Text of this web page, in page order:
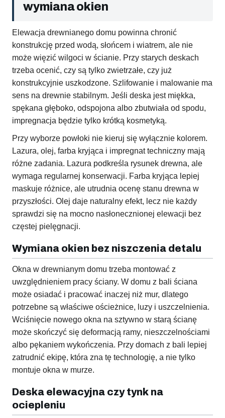
wymiana okien
Elewacja drewnianego domu powinna chronić
konstrukcję przed wodą, słońcem i wiatrem, ale nie
może więzić wilgoci w ścianie. Przy starych deskach
trzeba ocenić, czy są tylko zwietrzałe, czy już
konstrukcyjnie uszkodzone. Szlifowanie i malowanie ma
sens na drewnie stabilnym. Jeśli deska jest miękka,
spękana głęboko, odspojona albo zbutwiała od spodu,
impregnacja będzie tylko krótką kosmetyką.
Przy wyborze powłoki nie kieruj się wyłącznie kolorem.
Lazura, olej, farba kryjąca i impregnat techniczny mają
różne zadania. Lazura podkreśla rysunek drewna, ale
wymaga regularnej konserwacji. Farba kryjąca lepiej
maskuje różnice, ale utrudnia ocenę stanu drewna w
przyszłości. Olej daje naturalny efekt, lecz nie każdy
sprawdzi się na mocno nasłonecznionej elewacji bez
częstej pielęgnacji.
Wymiana okien bez niszczenia detalu
Okna w drewnianym domu trzeba montować z
uwzględnieniem pracy ściany. W domu z bali ściana
może osiadać i pracować inaczej niż mur, dlatego
potrzebne są właściwe ościeżnice, luzy i uszczelnienia.
Wciśnięcie nowego okna na sztywno w starą ścianę
może skończyć się deformacją ramy, nieszczelnościami
albo pękaniem wykończenia. Przy domach z bali lepiej
zatrudnić ekipę, która zna tę technologię, a nie tylko
montuje okna w murze.
Deska elewacyjna czy tynk na
ociepleniu